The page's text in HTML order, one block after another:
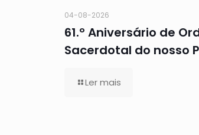
04-08-2026
61.º Aniversário de
Sacerdotal do nosso
Ler mais